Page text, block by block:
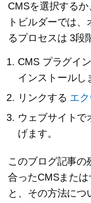
CMSを選択するか
トビルダーでは
るプロセスは3段
CMS プラグイ
インストールし
リンクする エ
ウェブサイトで
げます。
このブログ記事の
合ったCMSまた
と、その方法につ